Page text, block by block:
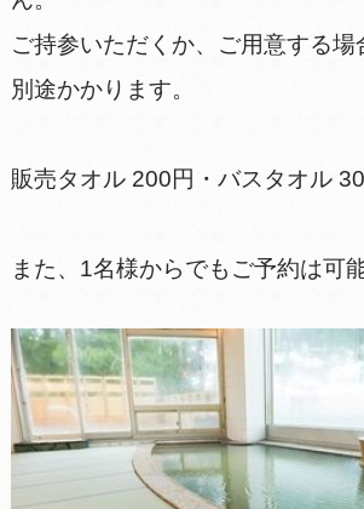
ご持参いただくか、ご用意する
別途かかります。
販売タオル 200円・バスタオル
また、1名様からでもご予約は可